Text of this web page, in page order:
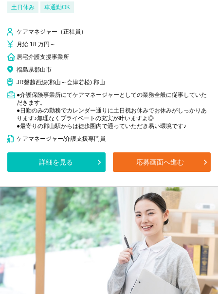
土日休み 車通勤OK
ケアマネジャー（正社員）
月給 18 万円～
居宅介護支援事業所
福島県郡山市
JR磐越西線(郡山～会津若松) 郡山
●介護保険事業所にてケアマネージャーとしての業務全般に従事していた
だきます。
●日勤のみの勤務でカレンダー通りに土日祝お休みでお休みがしっかりあ
ります♪無理なくプライベートの充実が叶いますよ◎
●最寄りの郡山駅からは徒歩圏内で通っていただき易い環境です♪
ケアマネージャー/介護支援専門員
詳細を見る 応募画面へ進む